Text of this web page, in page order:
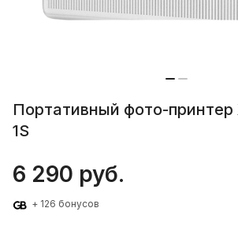
Портативный фото-принтер
1S
6 290 руб.
+ 126 бонусов